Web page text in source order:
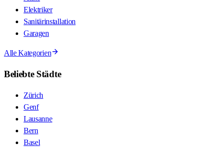
Elektriker
Sanitärinstallation
Garagen
Alle Kategorien
Beliebte Städte
Zürich
Genf
Lausanne
Bern
Basel